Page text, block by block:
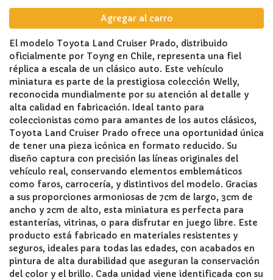
Agregar al carro
El modelo Toyota Land Cruiser Prado, distribuido
oficialmente por Toyng en Chile, representa una fiel
réplica a escala de un clásico auto. Este vehículo
miniatura es parte de la prestigiosa colección Welly,
reconocida mundialmente por su atención al detalle y
alta calidad en fabricación. Ideal tanto para
coleccionistas como para amantes de los autos clásicos,
Toyota Land Cruiser Prado ofrece una oportunidad única
de tener una pieza icónica en formato reducido. Su
diseño captura con precisión las líneas originales del
vehículo real, conservando elementos emblemáticos
como faros, carrocería, y distintivos del modelo. Gracias
a sus proporciones armoniosas de 7cm de largo, 3cm de
ancho y 2cm de alto, esta miniatura es perfecta para
estanterías, vitrinas, o para disfrutar en juego libre. Este
producto está fabricado en materiales resistentes y
seguros, ideales para todas las edades, con acabados en
pintura de alta durabilidad que aseguran la conservación
del color y el brillo. Cada unidad viene identificada con su